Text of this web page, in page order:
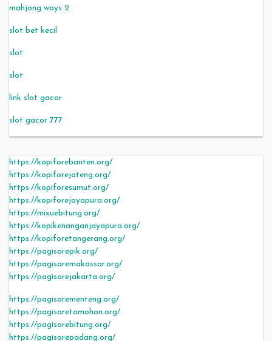
mahjong ways 2
slot bet kecil
slot
slot
link slot gacor
slot gacor 777
https://kopiforebanten.org/
https://kopiforejateng.org/
https://kopiforesumut.org/
https://kopiforejayapura.org/
https://mixuebitung.org/
https://kopikenanganjayapura.org/
https://kopiforetangerang.org/
https://pagisorepik.org/
https://pagisoremakassar.org/
https://pagisorejakarta.org/
https://pagisorementeng.org/
https://pagisoretomohon.org/
https://pagisorebitung.org/
https://pagisorepadang.org/